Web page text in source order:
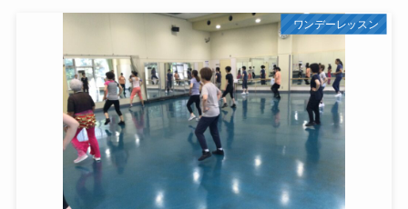
ワンデーレッスン